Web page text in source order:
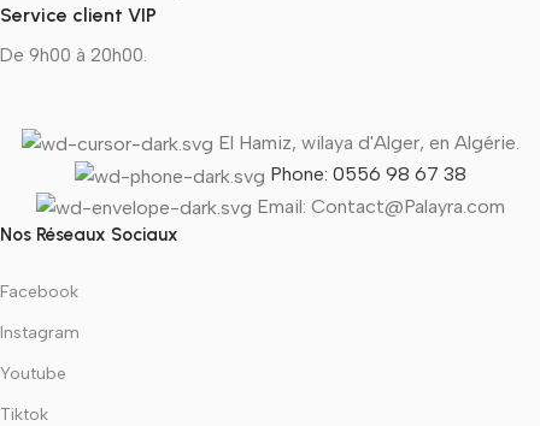
Service client VIP
De 9h00 à 20h00.
El Hamiz, wilaya d'Alger, en Algérie.
Phone: 0556 98 67 38
Email: Contact@Palayra.com
Nos Réseaux Sociaux
Facebook
Instagram
Youtube
Tiktok